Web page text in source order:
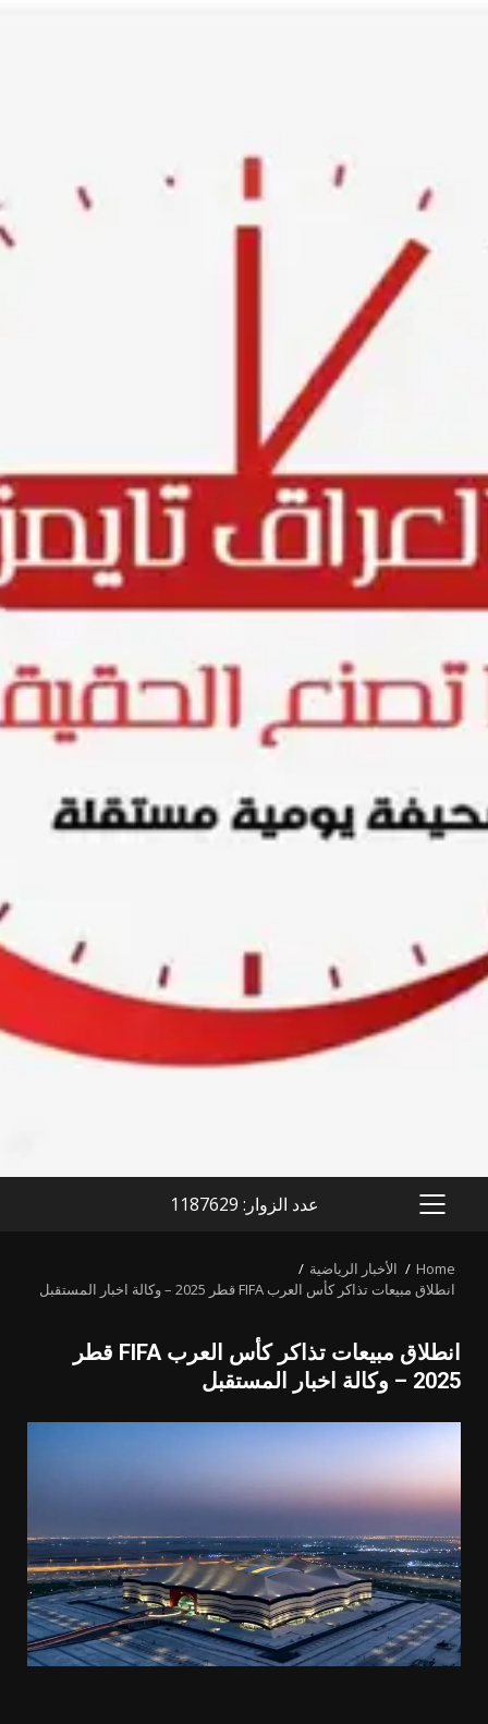
PRIMARY
عدد الزوار: 1187629
Home
الأخبار الرياضية
انطلاق مبيعات تذاكر كأس العرب FIFA قطر 2025 – وكالة اخبار المستقبل
انطلاق مبيعات تذاكر كأس العرب FIFA قطر
2025 – وكالة اخبار المستقبل